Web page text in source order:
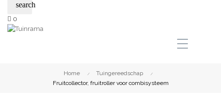
search
0
Home
Tuingereedschap
Fruitcollector, fruitroller voor combisysteem